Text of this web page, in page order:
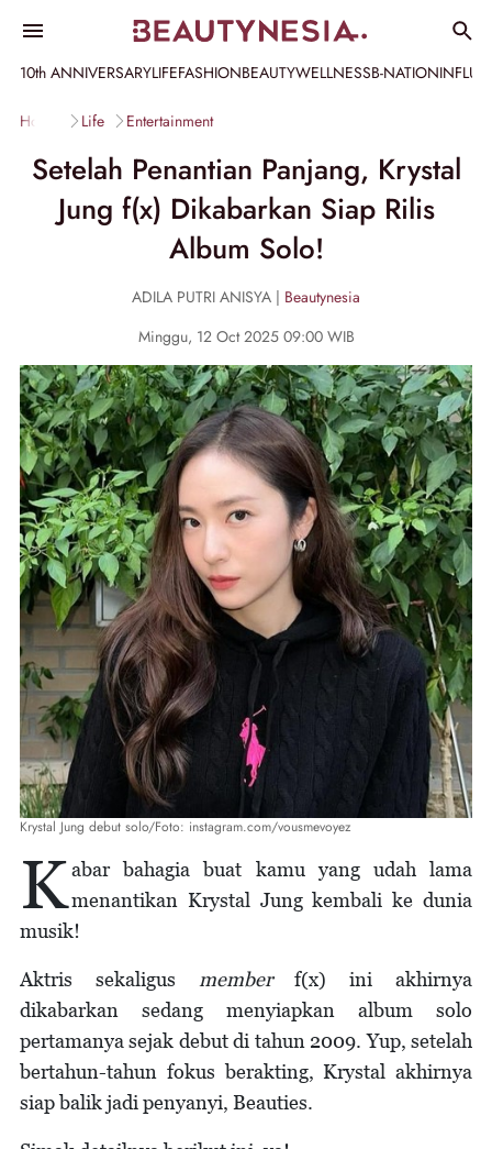
10th ANNIVERSARYLIFEFASHIONBEAUTYWELLNESSB-NATION
Home Life Entertainment
Setelah Penantian Panjang, Krystal
Jung f(x) Dikabarkan Siap Rilis
Album Solo!
ADILA PUTRI ANISYA | Beautynesia
Minggu, 12 Oct 2025 09:00 WIB
Krystal Jung debut solo/Foto: instagram.com/vousmevoyez
Kabar bahagia buat kamu yang udah lama
menantikan Krystal Jung kembali ke dunia
musik!
Aktris sekaligus memberf(x) ini akhirnya
dikabarkan sedang menyiapkan album solo
pertamanya sejak debut di tahun 2009. Yup, setelah
bertahun-tahun fokus berakting, Krystal akhirnya
siap balik jadi penyanyi, Beauties.